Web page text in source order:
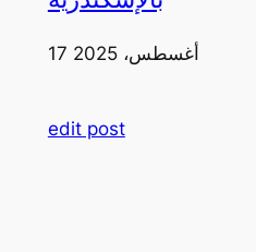
17 أغسطس، 2025
edit post